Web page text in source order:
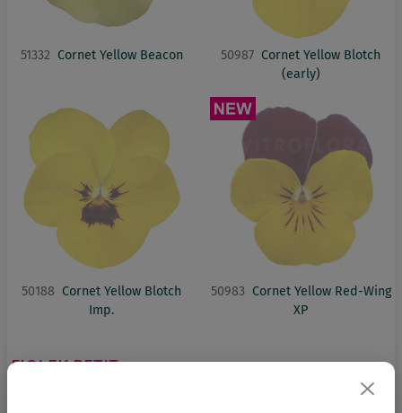
51332 Cornet Yellow Beacon 50987 Cornet Yellow Blotch
(early)
50188 Cornet Yellow Blotch
Imp.
50983 Cornet Yellow Red-Wing
XP
FIOŁEK PETIT